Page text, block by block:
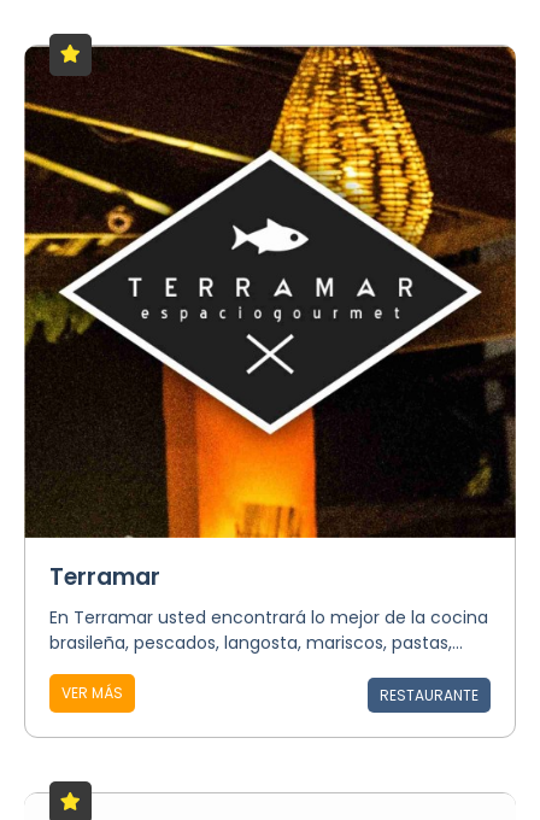
Terramar
En Terramar usted encontrará lo mejor de la cocina
brasileña, pescados, langosta, mariscos, pastas,...
VER MÁS RESTAURANTE